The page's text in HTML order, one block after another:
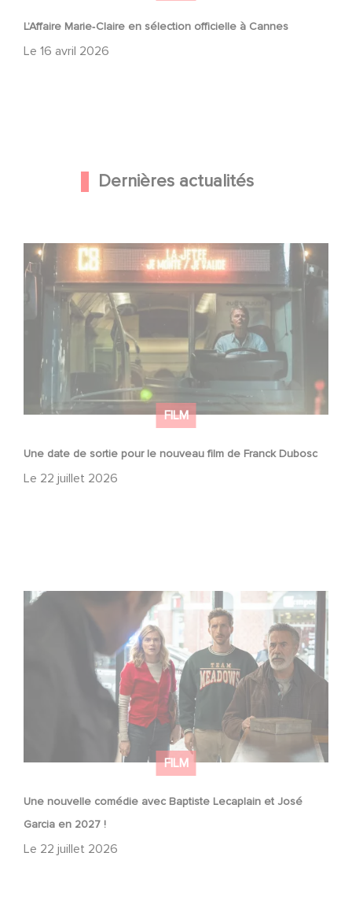
L’Affaire Marie‑Claire en sélection officielle à Cannes
Le 16 avril 2026
Dernières actualités
FILM
Une date de sortie pour le nouveau film de Franck Dubosc
Le 22 juillet 2026
Une date de sortie pour le nouveau film de Franck
Dubosc
FILM
Une nouvelle comédie avec Baptiste Lecaplain et José
Garcia en 2027 !
Le 22 juillet 2026
Une nouvelle comédie avec Baptiste Lecaplain et José
Garcia en 2027 !